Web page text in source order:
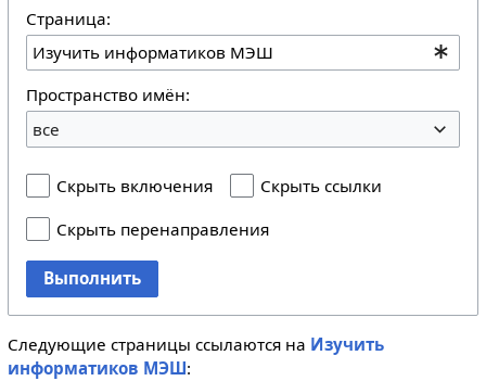
Страница:
Пространство имён:
все
Скрыть включения
Скрыть ссылки
Скрыть перенаправления
Выполнить
Следующие страницы ссылаются на Изучить
информатиков МЭШ: